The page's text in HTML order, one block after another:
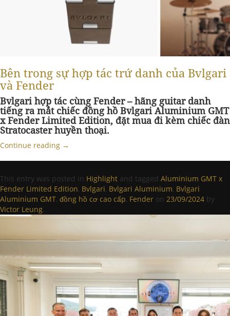
Bên trong sự hợp tác trứ danh của Bvlgari
và Fender
Bvlgari hợp tác cùng Fender – hãng guitar danh
tiếng ra mắt chiếc đồng hồ Bvlgari Aluminium GMT
x Fender Limited Edition, đặt mua đi kèm chiếc đàn
Stratocaster huyền thoại.
Continue reading →
This entry was posted in Highlight and tagged Aluminium GMT x
Fender Limited Edition, Bvlgari, Bvlgari Aluminium, Bvlgari
Aluminium GMT, đồng hồ cơ cao cấp, Fender on 23/09/2024 by
Victor Leung.